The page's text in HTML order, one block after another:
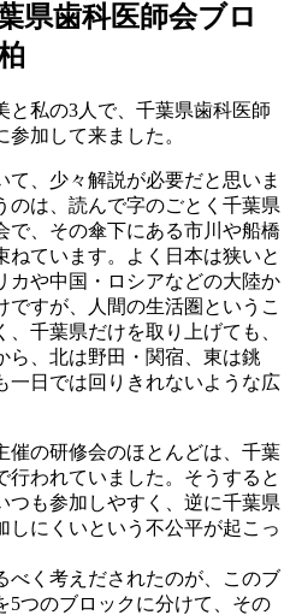
県歯科医師会ブロ
と私の3人で、千葉県歯科医師
加して来ました。
て、少々解説が必要だと思いま
のは、読んで字のごとく千葉県
で、その傘下にある市川や船橋
ねています。よく日本は狭いと
カや中国・ロシアなどの大陸か
ですが、人間の生活圏というこ
千葉県だけを取り上げても、
ら、北は野田・関宿、東は銚
一日では回りきれないような広
催の研修会のほとんどは、千葉
われていました。そうすると
つも参加しやすく、逆に千葉県
しにくいという不公平が起こっ
べく考えだされたのが、このブ
5つのブロックに分けて、その